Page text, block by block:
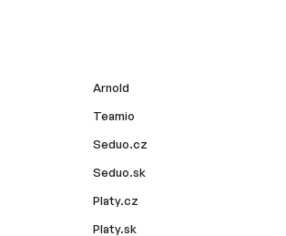
Arnold
Teamio
Seduo.cz
Seduo.sk
Platy.cz
Platy.sk